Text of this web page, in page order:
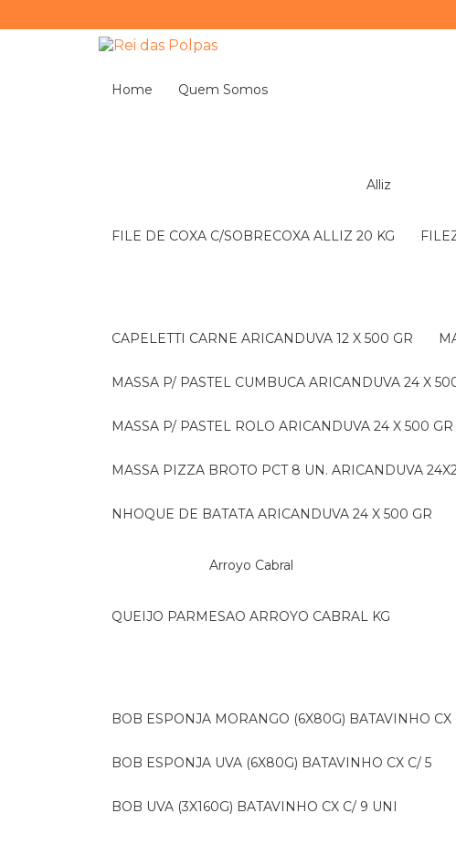
Home Quem Somos
Alliz
FILE DE COXA C/SOBRECOXA ALLIZ 20 KG
CAPELETTI CARNE ARICANDUVA 12 X 500 GR
MASSA P/ PASTEL CUMBUCA ARICANDUVA 24 X
MASSA P/ PASTEL ROLO ARICANDUVA 24 X 500 GR
MASSA PIZZA BROTO PCT 8 UN. ARICANDUVA
NHOQUE DE BATATA ARICANDUVA 24 X 500 GR
Arroyo Cabral
QUEIJO PARMESAO ARROYO CABRAL KG
BOB ESPONJA MORANGO (6X80G) BATAVINHO CX
BOB ESPONJA UVA (6X80G) BATAVINHO CX C/ 5
BOB UVA (3X160G) BATAVINHO CX C/ 9 UNI